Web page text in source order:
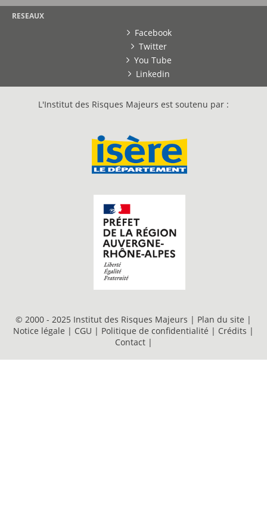
RESEAUX
Facebook
Twitter
You Tube
Linkedin
L'Institut des Risques Majeurs est soutenu par :
© 2000 - 2025 Institut des Risques Majeurs | Plan du site |
Notice légale | CGU | Politique de confidentialité | Crédits |
Contact |